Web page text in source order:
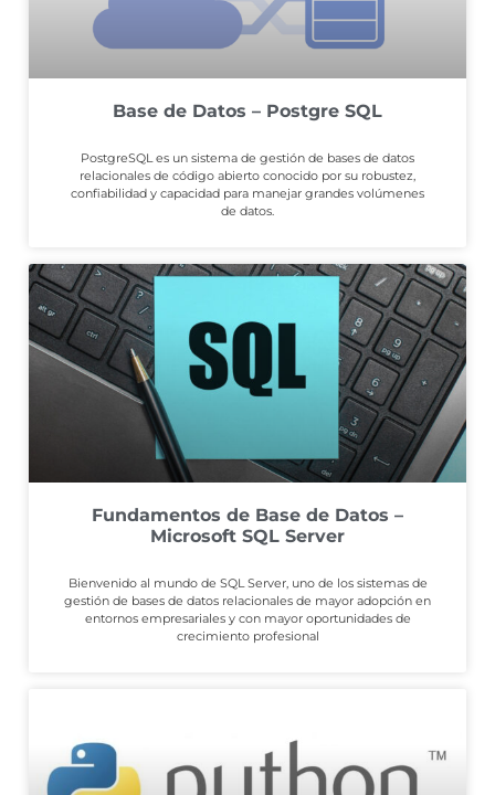
Base de Datos – Postgre SQL
PostgreSQL es un sistema de gestión de bases de datos
relacionales de código abierto conocido por su robustez,
confiabilidad y capacidad para manejar grandes volúmenes
de datos.
Fundamentos de Base de Datos –
Microsoft SQL Server
Bienvenido al mundo de SQL Server, uno de los sistemas de
gestión de bases de datos relacionales de mayor adopción en
entornos empresariales y con mayor oportunidades de
crecimiento profesional